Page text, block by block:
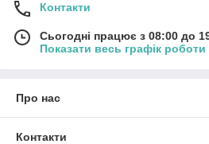
Контакти
Сьогодні працює з 08:00 до
Показати весь графік роботи
Про нас
Контакти